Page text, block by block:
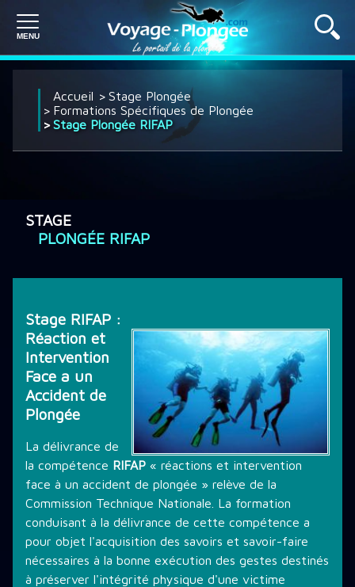
DÉCOUVRIR LA PLONGÉE
THÉMATIQUE DE PLONGÉE
LES PROMOTIONS
STAGE PLONGÉE
INFORMATIONS PRATIQUES
Accueil
Stage Plongée
Formations Spécifiques de Plongée
Stage Plongée RIFAP
STAGE
PLONGÉE RIFAP
Stage RIFAP :
Réaction et
Intervention
Face a un
Accident de
Plongée
La délivrance de
la compétence RIFAP « réactions et intervention
face à un accident de plongée » relève de la
Commission Technique Nationale. La formation
conduisant à la délivrance de cette compétence a
pour objet l'acquisition des savoirs et savoir-faire
nécessaires à la bonne exécution des gestes destinés
à préserver l'intégrité physique d'une victime